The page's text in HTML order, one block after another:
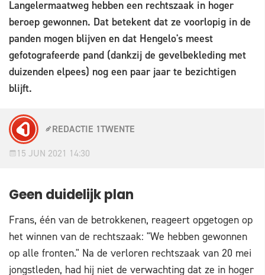
Langelermaatweg hebben een rechtszaak in hoger
beroep gewonnen. Dat betekent dat ze voorlopig in de
panden mogen blijven en dat Hengelo's meest
gefotografeerde pand (dankzij de gevelbekleding met
duizenden elpees) nog een paar jaar te bezichtigen
blijft.
REDACTIE 1TWENTE
15 JUN 2021 14:30
Geen duidelijk plan
Frans, één van de betrokkenen, reageert opgetogen op
het winnen van de rechtszaak: "We hebben gewonnen
op alle fronten." Na de verloren rechtszaak van 20 mei
jongstleden, had hij niet de verwachting dat ze in hoger